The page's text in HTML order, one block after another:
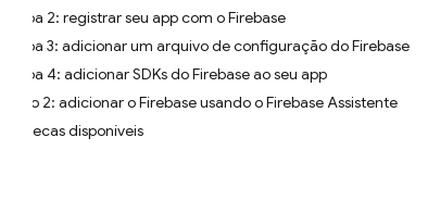
Etapa 2: registrar seu app com o Firebase
Etapa 3: adicionar um arquivo de configuração do Firebase
Etapa 4: adicionar SDKs do Firebase ao seu app
Opção 2: adicionar o Firebase usando o Firebase Assistente
Bibliotecas disponíveis